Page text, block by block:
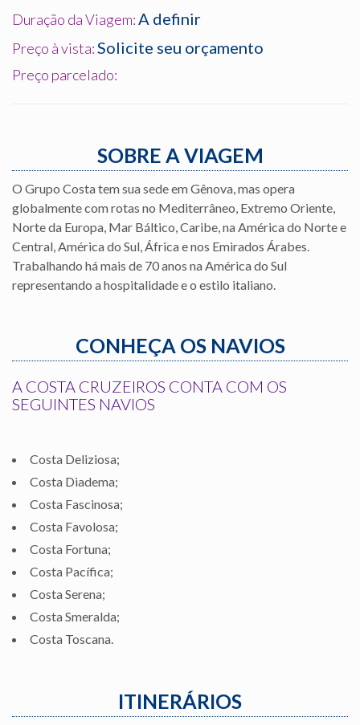
Duração da Viagem: A definir
Preço à vista:Solicite seu orçamento
Preço parcelado:
SOBRE A VIAGEM
O Grupo Costa tem sua sede em Gênova, mas opera
globalmente com rotas no Mediterrâneo, Extremo Oriente,
Norte da Europa, Mar Báltico, Caribe, na América do Norte e
Central, América do Sul, África e nos Emirados Árabes.
Trabalhando há mais de 70 anos na América do Sul
representando a hospitalidade e o estilo italiano.
CONHEÇA OS NAVIOS
A COSTA CRUZEIROS CONTA COM OS
SEGUINTES NAVIOS
Costa Deliziosa;
Costa Diadema;
Costa Fascinosa;
Costa Favolosa;
Costa Fortuna;
Costa Pacífica;
Costa Serena;
Costa Smeralda;
Costa Toscana.
ITINERÁRIOS